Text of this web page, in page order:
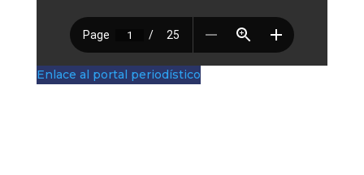
Enlace al portal periodístico